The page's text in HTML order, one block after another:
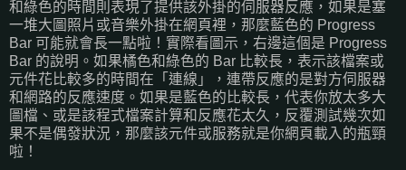
和綠色的時間則表現了提供該外掛的伺服器反應，如果是塞
一堆大圖照片或音樂外掛在網頁裡，那麼藍色的 Progress
Bar 可能就會長一點啦！實際看圖示，右邊這個是 Progress
Bar 的說明。如果橘色和綠色的 Bar 比較長，表示該檔案或
元件花比較多的時間在「連線」，連帶反應的是對方伺服器
和網路的反應速度。如果是藍色的比較長，代表你放太多大
圖檔、或是該程式檔案計算和反應花太久，反覆測試幾次如
果不是偶發狀況，那麼該元件或服務就是你網頁載入的瓶頸
啦！